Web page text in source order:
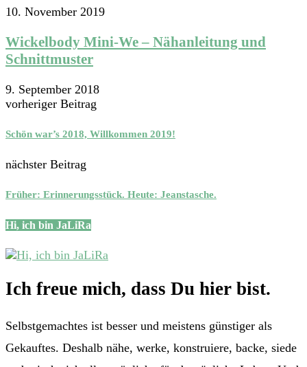
10. November 2019
Wickelbody Mini-We – Nähanleitung und
Schnittmuster
9. September 2018
vorheriger Beitrag
Schön war’s 2018, Willkommen 2019!
nächster Beitrag
Früher: Erinnerungsstück. Heute: Jeanstasche.
Hi, ich bin JaLiRa
Ich freue mich, dass Du hier bist.
Selbstgemachtes ist besser und meistens günstiger als
Gekauftes. Deshalb nähe, werke, konstruiere, backe, siede